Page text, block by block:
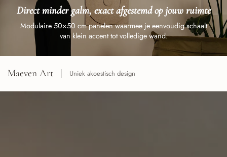
Direct minder galm, exact afgestemd op jouw ruimte
Modulaire 50×50 cm panelen waarmee je eenvoudig schaalt
van klein accent tot volledige wand.
Maeven Art Uniek akoestisch design